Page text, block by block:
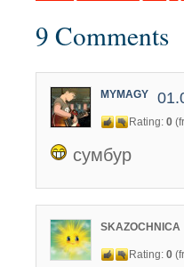
9 Comments
MYMAGY
Rating: 0
сумбур
SKAZOCHNICA
Rating: 0